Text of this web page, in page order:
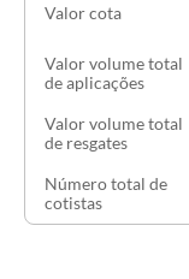
Valor cota
Valor volume total
de aplicações
Valor volume total
de resgates
Número total de
cotistas